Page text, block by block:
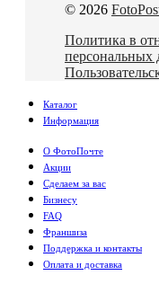
© 2026
Политика в
персональных
Каталог
Информация
О ФотоПочте
Акции
Сделаем за вас
Бизнесу
FAQ
Франшиза
Поддержка и контакты
Оплата и доставка